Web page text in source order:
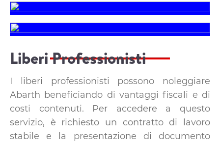
Liberi Professionisti
I liberi professionisti possono noleggiare
Abarth beneficiando di vantaggi fiscali e di
costi contenuti. Per accedere a questo
servizio, è richiesto un contratto di lavoro
stabile e la presentazione di documento